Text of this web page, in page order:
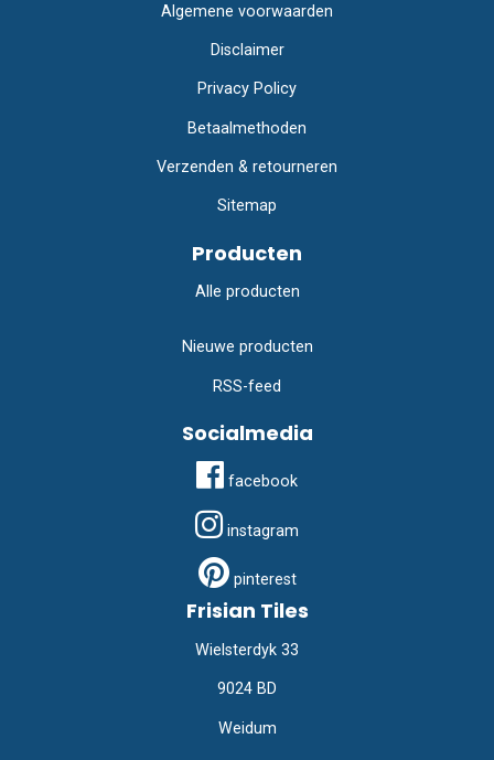
Algemene voorwaarden
Disclaimer
Privacy Policy
Betaalmethoden
Verzenden & retourneren
Sitemap
Producten
Alle producten
Nieuwe producten
RSS-feed
Socialmedia
facebook
instagram
pinterest
Frisian Tiles
Wielsterdyk 33
9024 BD
Weidum